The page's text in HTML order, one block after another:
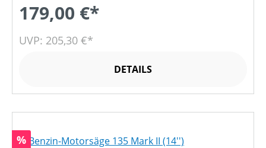
179,00 €*
UVP: 205,30 €*
DETAILS
Rabatt
%